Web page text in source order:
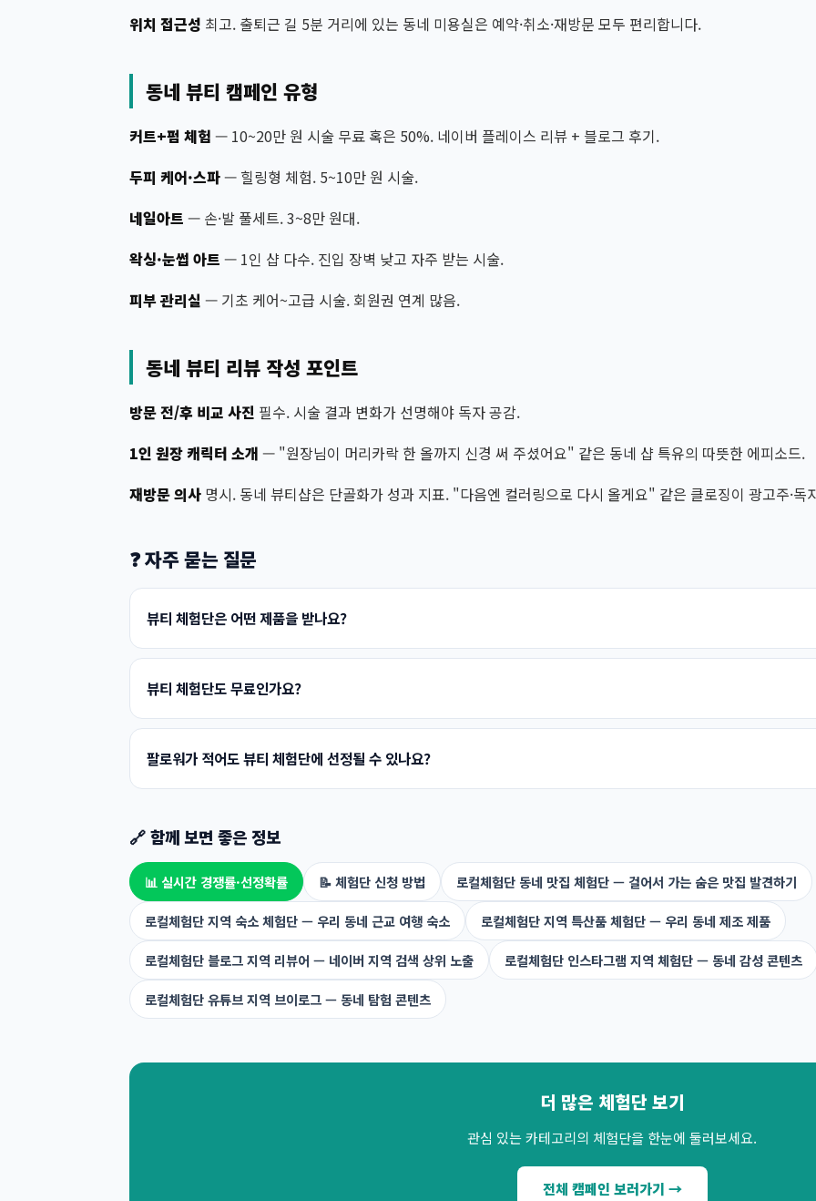
위치 접근성 최고. 출퇴근 길 5분 거리에 있는 동네 미용실은 예약·취소·재방문 모두 편리합니다.
동네 뷰티 캠페인 유형
커트+펌 체험 — 10~20만 원 시술 무료 혹은 50%. 네이버 플레이스 리뷰 + 블로그 후기.
두피 케어·스파— 힐링형 체험. 5~10만 원 시술.
네일아트 — 손·발 풀세트. 3~8만 원대.
왁싱·눈썹 아트 — 1인 샵 다수. 진입 장벽 낮고 자주 받는 시술.
피부 관리실 — 기초 케어~고급 시술. 회원권 연계 많음.
동네 뷰티 리뷰 작성 포인트
방문 전/후 비교 사진 필수. 시술 결과 변화가 선명해야 독자 공감.
1인 원장 캐릭터 소개 — "원장님이 머리카락 한 올까지 신경 써 주셨어요" 같은 동네 샵 특유의 따뜻한 에피소드.
재방문 의사 명시. 동네 뷰티샵은 단골화가 성과 지표. "다음엔 컬러링으로 다시 올게요" 같은 클로징이 광고주·독
❓ 자주 묻는 질문
뷰티 체험단은 어떤 제품을 받나요?
뷰티 체험단도 무료인가요?
팔로워가 적어도 뷰티 체험단에 선정될 수 있나요?
🔗 함께 보면 좋은 정보
📊 실시간 경쟁률·선정확률 📝 체험단 신청 방법 로컬체험단 동네 맛집 체험단 — 걸어서 가는 숨은 맛집 발견하기
로컬체험단 지역 숙소 체험단 — 우리 동네 근교 여행 숙소 로컬체험단 지역 특산품 체험단 — 우리 동네 제조 제품
로컬체험단 블로그 지역 리뷰어 — 네이버 지역 검색 상위 노출 로컬체험단 인스타그램 지역 체험단 — 동네 감성 콘텐츠
로컬체험단 유튜브 지역 브이로그 — 동네 탐험 콘텐츠
더 많은 체험단 보기
관심 있는 카테고리의 체험단을 한눈에 둘러보세요.
전체 캠페인 보러가기 →